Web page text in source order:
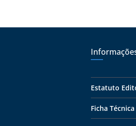
Estatuto
Ficha Técnica